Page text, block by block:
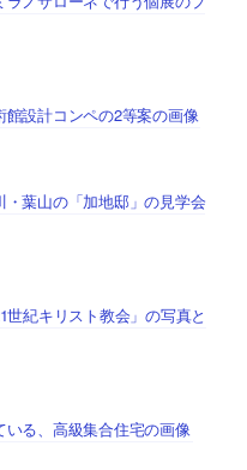
設計コンペの2等案の画像
葉山の「加地邸」の見学会
紀キリスト教会」の写真と
る、高級集合住宅の画像